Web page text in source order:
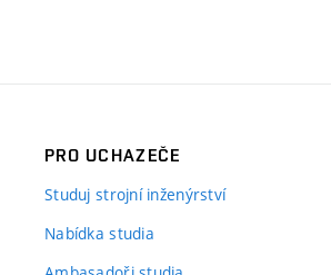
PRO UCHAZEČE
Studuj strojní inženýrství
Nabídka studia